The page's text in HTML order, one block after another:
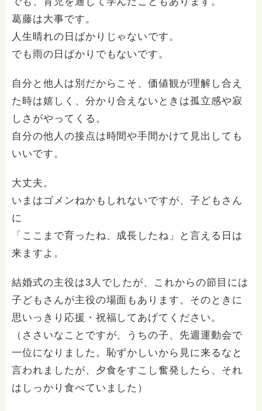
葛藤は大事です。
人生晴れの日ばかりじゃないです。
でも雨の日ばかりでもないです。
自分と他人は別だからこそ、価値観が理解し合え
た時は嬉しく、分かり合えないときは孤立感や寂
しさがやってくる。
自分の他人の接点は時間や手間かけて見出しても
いいです。
大丈夫。
いまはゴメンねかもしれないですが、子どもさん
に
「ここまで育ったね、成長したね」と言える日は
来ますよ。
結婚式の主役は3人でしたが、これからの節目には
子どもさんが主役の場面もあります。そのときに
思いっきり応援・祝福してあげてください。
（ささいなことですが、うちの子、先週運動会で
一位になりました。恥ずかしいから見に来るなと
言われましたが、夕食をすこし奮発したら、それ
はしっかり食べていました）